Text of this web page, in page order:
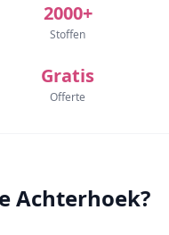
2000+
Stoffen
Gratis
Offerte
Achterhoek?